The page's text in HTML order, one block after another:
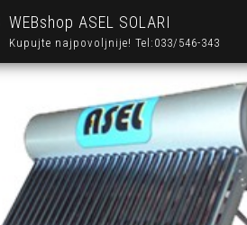
WEBshop ASEL SOLARI
Kupujte najpovoljnije! Tel:033/546-343